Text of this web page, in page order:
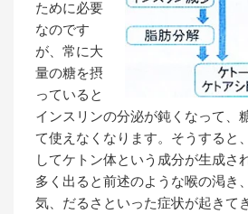
ために必要
なのです
が、常に大
量の糖を摂
っていると
インスリンの分泌が鈍くなって、
て使えなくなります。そうすると
してケトン体という成分が生成さ
多く出ると前述のような喉の渇き
気、だるさといった症状が起きて